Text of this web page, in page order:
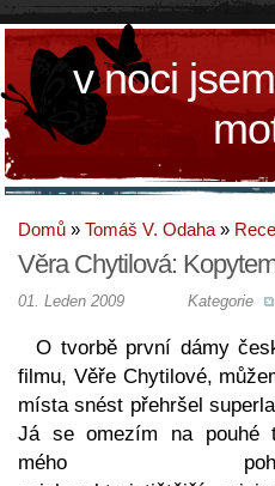
v noci
Domů » Tomáš V. Odaha »
Věra Chytilová:
Kategorie
01. Leden 2009
O tvorbě první dámy
filmu, Věře Chytilové,
místa snést přehršel
Já se omezím na pouhé
mého